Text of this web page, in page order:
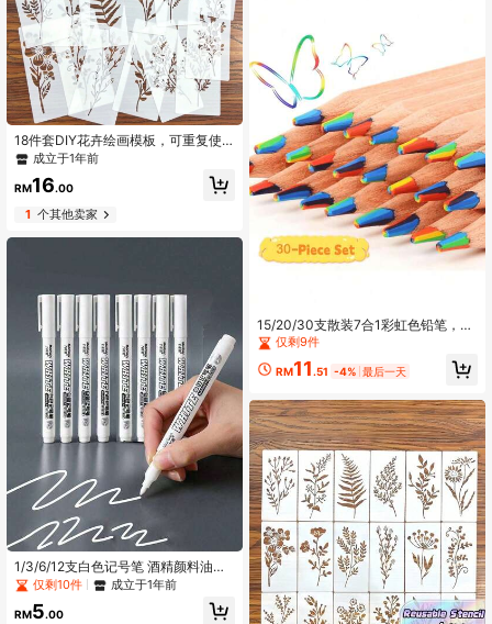
18件套DIY花卉绘画模板，可重复使
用的塑料模板，适用于木材、织物、
成立于1年前
RM16.00
1个其他卖家
1/3/6/12支白色记号笔 酒精颜料油性
防水轮胎绘画涂鸦笔 永久性凝胶笔 适
用于织物、木材、皮革的记号笔
仅剩10件 成立于1年前
RM5.00
15/20/30支散装7合1彩虹色铅笔，亮
丽色调，适合复活节篮子、派对伴手
礼、课堂奖励、糖果袋、涂色、手
工、教师礼物和派对装饰
仅剩9件
RM11 .51 -4% 最后一天